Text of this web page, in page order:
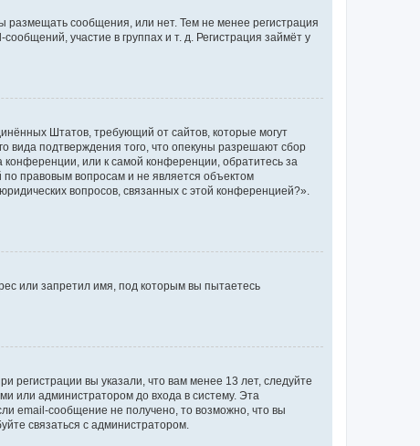
размещать сообщения, или нет. Тем не менее регистрация
участие в группах и т. д. Регистрация займёт у
Штатов, требующий от сайтов, которые могут
вида подтверждения того, что опекуны разрешают сбор
или к самой конференции, обратитесь за
правовым вопросам и не является объектом
вопросов, связанных с этой конференцией?».
или запретил имя, под которым вы пытаетесь
регистрации вы указали, что вам менее 13 лет, следуйте
или администратором до входа в систему. Эта
email-сообщение не получено, то возможно, что вы
связаться с администратором.